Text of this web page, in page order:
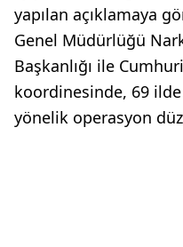
yapılan açıklamaya
Genel Müdürlüğü
Başkanlığı ile
koordinesinde, 69 ilde
yönelik operasyon